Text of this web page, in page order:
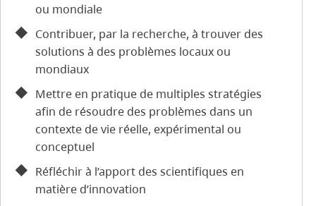
ou mondiale
Contribuer, par la recherche, à trouver des
solutions à des problèmes locaux ou
mondiaux
Mettre en pratique de multiples stratégies
afin de résoudre des problèmes dans un
contexte de vie réelle, expérimental ou
conceptuel
Réfléchir à l’apport des scientifiques en
matière d’innovation